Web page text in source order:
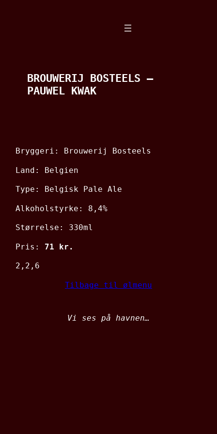
BROUWERIJ BOSTEELS –
PAUWEL KWAK
Bryggeri: Brouwerij Bosteels
Land: Belgien
Type: Belgisk Pale Ale
Alkoholstyrke: 8,4%
Størrelse: 330ml
Pris: 71 kr.
2,2,6
Tilbage til ølmenu
Vi ses på havnen…